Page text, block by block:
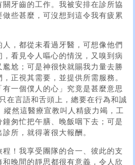
牙齒的工作。我被安排在診所協
些甚麼，可沒想到這令我有疲累
，都從未看過牙醫，可想像他們
看見令人嘔心的情況，又嗅到病
尷尬；可是神很快就賜我力量去勝
正視其需要，並提供所需服務。
一個僕人的心」究竟是甚麼意思
在言語和舌頭上，總要在行為和誠
縱然這醫療宣教叫人精疲力竭，工
匆忙把午膳、晚飯咽下去；可是
所，就得著很大報酬。
！我享受團隊的合一、彼此的支
晚間的靜思都很有意義，令人欣